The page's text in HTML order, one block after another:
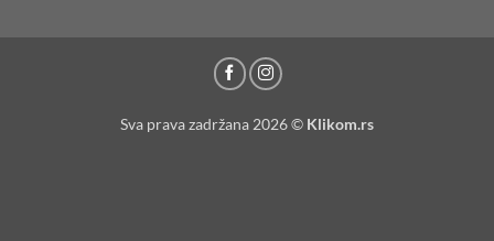
Sva prava zadržana 2026 © Klikom.rs